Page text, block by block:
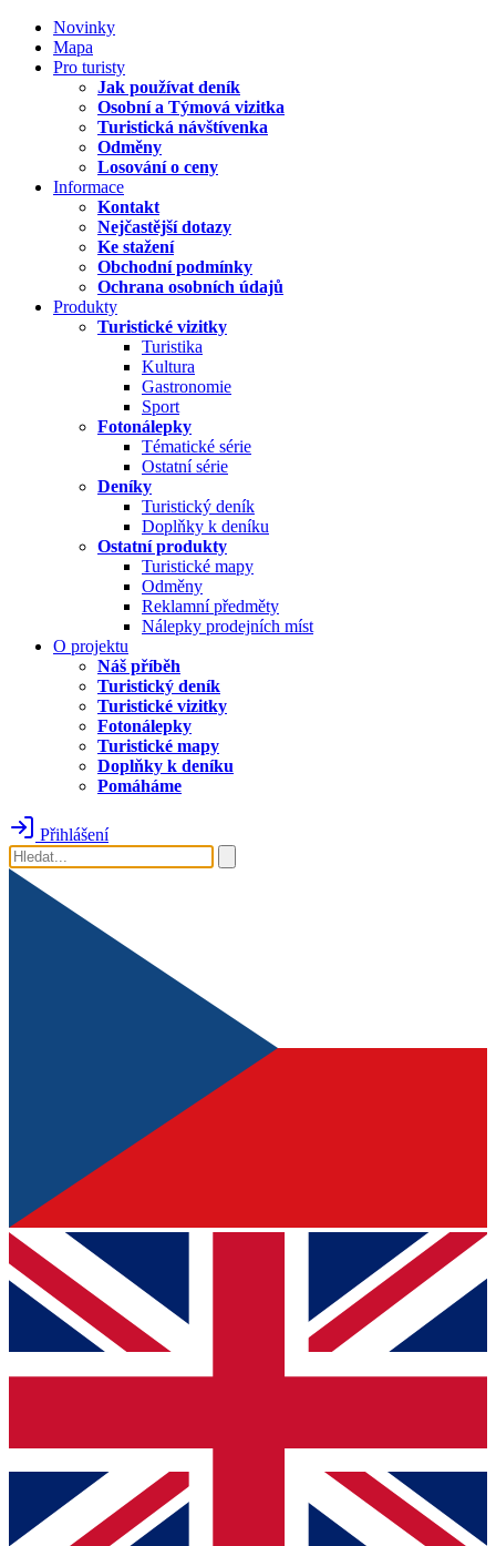
Novinky
Mapa
Pro turisty
Jak používat deník
Osobní a Týmová vizitka
Turistická návštívenka
Odměny
Losování o ceny
Informace
Kontakt
Nejčastější dotazy
Ke stažení
Obchodní podmínky
Ochrana osobních údajů
Produkty
Turistické vizitky
Turistika
Kultura
Gastronomie
Sport
Fotonálepky
Tématické série
Ostatní série
Deníky
Turistický deník
Doplňky k deníku
Ostatní produkty
Turistické mapy
Odměny
Reklamní předměty
Nálepky prodejních míst
O projektu
Náš příběh
Turistický deník
Turistické vizitky
Fotonálepky
Turistické mapy
Doplňky k deníku
Pomáháme
Přihlášení